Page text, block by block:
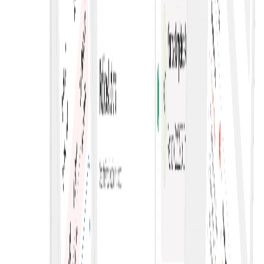
Multi Live E-Auctions με ευκολία
Οι ηλεκτρονικές δημοπρασίες πολλαπλών ζωντανών
συναλλαγών επιτρέπουν την ταυτόχρονη υποβολή
προσφορών σε διάφορες πλατφόρμες, ενισχύοντας τον
ανταγωνισμό και παρέχοντας ποικίλες ευκαιρίες για
αγοραστές και πωλητές.
Ενοποιημένα δεδομένα προσφορών
Εξορθολογίζει τις διαδικασίες σύναψης συμβάσεων,
ενισχύει τη διαφάνεια και ευνοεί τον ανταγωνισμό,
οδηγώντας τελικά σε καλύτερες τιμές, αποτελεσματική
κατανομή πόρων και βελτιωμένα αποτελέσματα έργων.